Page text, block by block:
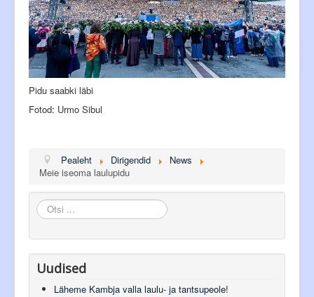
Pidu saabki läbi
Fotod: Urmo Sibul
Pealeht Dirigendid
News
Meie iseoma laulupidu
Otsi
...
Uudised
Läheme Kambja valla laulu- ja tantsupeole!